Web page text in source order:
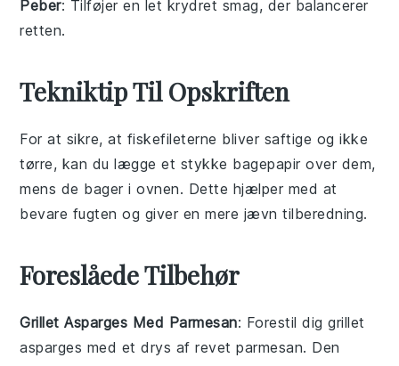
Peber: Tilføjer en let krydret smag, der balancerer
retten.
Tekniktip Til Opskriften
For at sikre, at fiskefileterne bliver saftige og ikke
tørre, kan du lægge et stykke bagepapir over dem,
mens de bager i ovnen. Dette hjælper med at
bevare fugten og giver en mere jævn tilberedning.
Foreslåede Tilbehør
Grillet Asparges Med Parmesan: Forestil diggrillet
asparges med et drys af revetparmesan. Den